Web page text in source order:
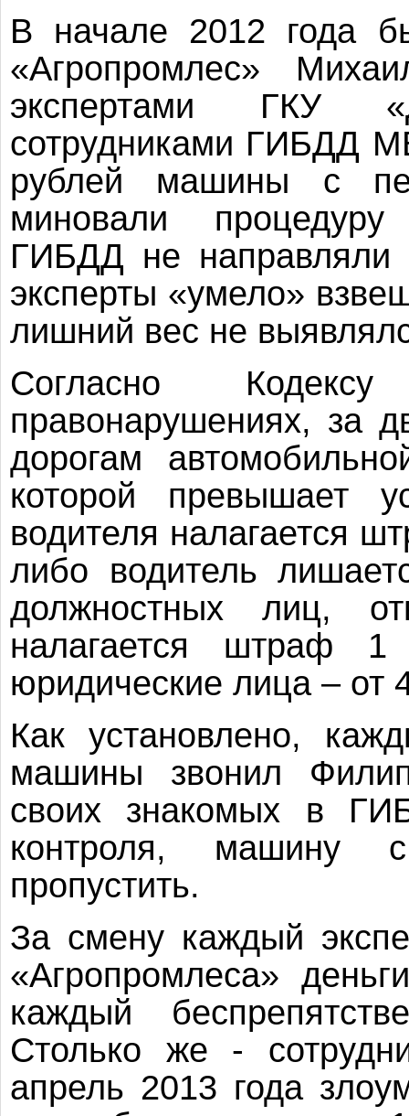
В начале 2012 года
«Агропромлес»
экспертами ГКУ
сотрудниками ГИБДД
рублей машины с
миновали
ГИБДД не направляли
эксперты «умело»
лишний вес не
Согласно
правонарушениях, за
дорогам
которой превышает
водителя налагается
либо водитель
должностных лиц,
налагается штраф
юридические лица – от
Как установлено,
машины звонил
своих знакомых в
контроля, машину
пропустить.
За смену каждый
«Агропромлеса»
каждый
Столько же -
апрель 2013 года